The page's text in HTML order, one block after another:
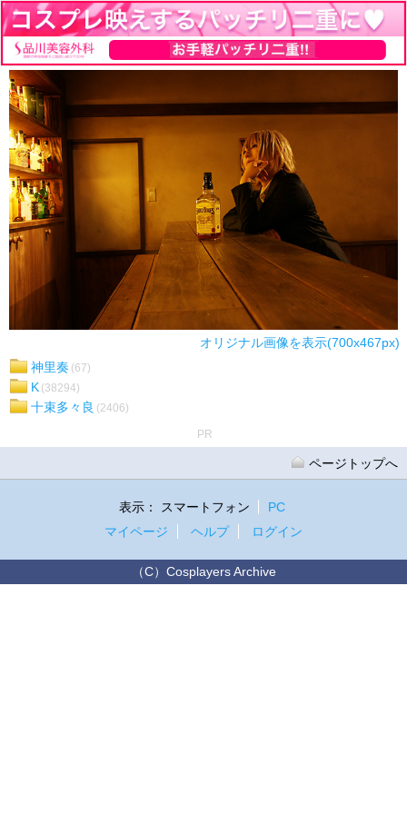
オリジナル画像を表示(700x467px)
神里奏 (67)
K (38294)
十束多々良 (2406)
PR
ページトップへ
表示： スマートフォン
PC
マイページ
ヘルプ ログイン
（C）Cosplayers Archive